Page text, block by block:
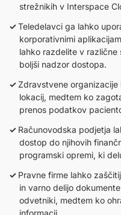
strežnikih v Interspace
Teledelavci ga lahko
korporativnimi
lahko razdelite v različne
boljši nadzor dostopa.
Zdravstvene
lokacij, medtem ko
prenos podatkov
Računovodska podjetja
dostop do njihovih
programski opremi, ki
Pravne firme lahko
in varno delijo
odvetniki, medtem ko
informacij.